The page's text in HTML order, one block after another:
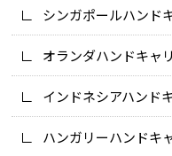
シンガポールハンド
オランダハンドキャ
インドネシアハンド
ハンガリーハンドキ